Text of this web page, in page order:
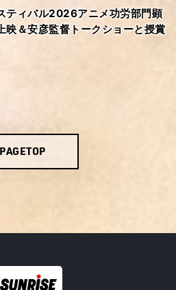
ティバル2026アニメ功労部門顕
映＆安彦監督トークショーと授賞
PAGETOP